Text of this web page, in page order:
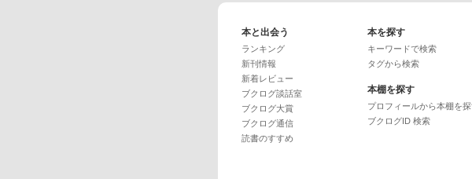
本と出会う
ランキング
新刊情報
新着レビュー
ブクログ談話室
ブクログ大賞
ブクログ通信
読書のすすめ
本を探す
キーワードで検索
タグから検索
本棚を探す
プロフィールから本棚を探
ブクログID 検索